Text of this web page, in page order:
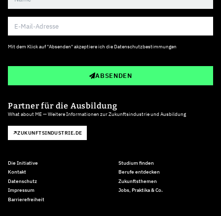
Mit dem Klick auf "Absenden" akzeptiere ich die Datenschutzbestimmungen
ABSENDEN
Partner für die Ausbildung
What about ME — Weitere Informationen zur Zukunftsindustrie und Ausbildung
ZUKUNFTSINDUSTRIE.DE
Die Initiative
Kontakt
Datenschutz
Impressum
Barrierefreiheit
Studium finden
Berufe entdecken
Zukunftsthemen
Jobs, Praktika & Co.